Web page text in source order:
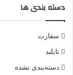
دسته بندی ها
سفارت
تایلند
دسته‌بندی نشده